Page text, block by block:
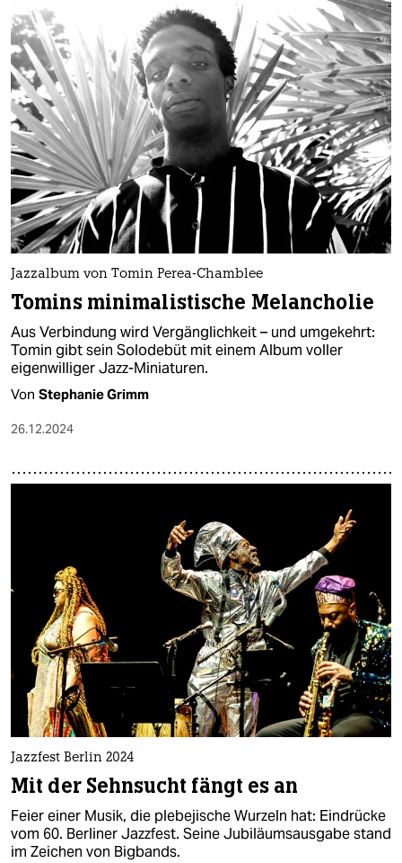
Jazzalbum von Tomin Perea-Chamblee
Tomins minimalistische Melancholie
Aus Verbindung wird Vergänglichkeit – und umgekehrt:
Tomin gibt sein Solodebüt mit einem Album voller
eigenwilliger Jazz-Miniaturen.
Von Stephanie Grimm
26.12.2024
Jazzfest Berlin 2024
Mit der Sehnsucht fängt es an
Feier einer Musik, die plebejische Wurzeln hat: Eindrücke
vom 60. Berliner Jazzfest. Seine Jubiläumsausgabe stand
im Zeichen von Bigbands.